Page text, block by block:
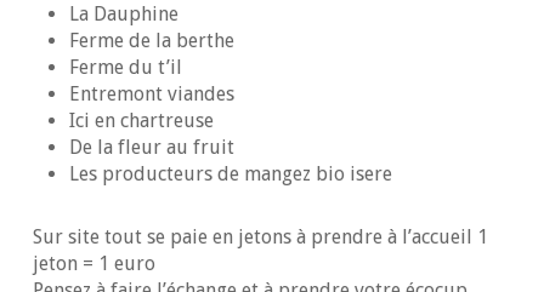
La Dauphine
Ferme de la berthe
Ferme du t’il
Entremont viandes
Ici en chartreuse
De la fleur au fruit
Les producteurs de mangez bio isere
Sur site tout se paie en jetons à prendre à l’accueil 1
jeton = 1 euro